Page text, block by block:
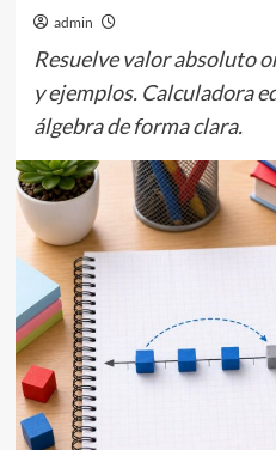
admin
Resuelve valor absoluto
y ejemplos. Calculadora
álgebra de forma clara.